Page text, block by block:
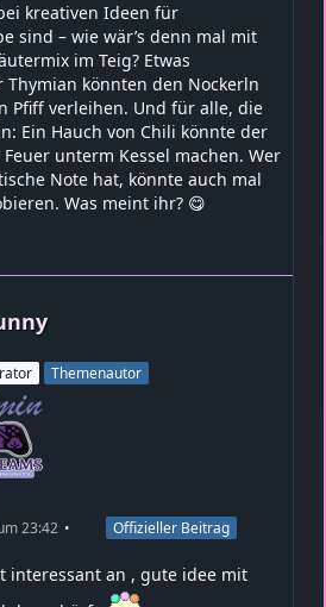
kreativen Ideen für
sind – wie wär’s denn mal mit
im Teig? Etwas
Thymian könnten den Nockerln
Pfiff verleihen. Und für alle, die
Ein Hauch von Chili könnte der
unterm Kessel machen. Wer
Note hat, könnte auch mal
Was meint ihr? 😋
Themenautor
23:42 Offizieller Beitrag
interessant an , gute idee mit